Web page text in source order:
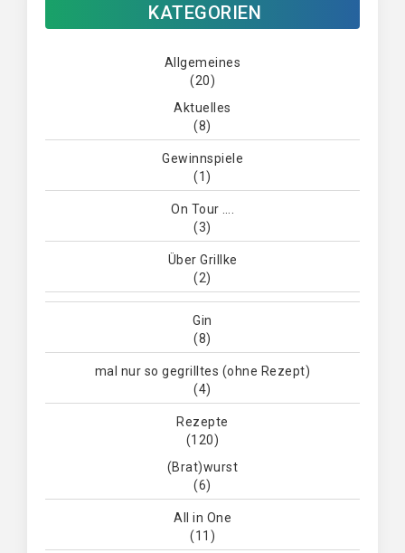
KATEGORIEN
Allgemeines
(20)
Aktuelles
(8)
Gewinnspiele
(1)
On Tour ….
(3)
Über Grillke
(2)
Gin
(8)
mal nur so gegrilltes (ohne Rezept)
(4)
Rezepte
(120)
(Brat)wurst
(6)
All in One
(11)